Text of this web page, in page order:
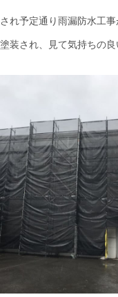
れ予定通り雨漏防水工事
装され、見て気持ちの